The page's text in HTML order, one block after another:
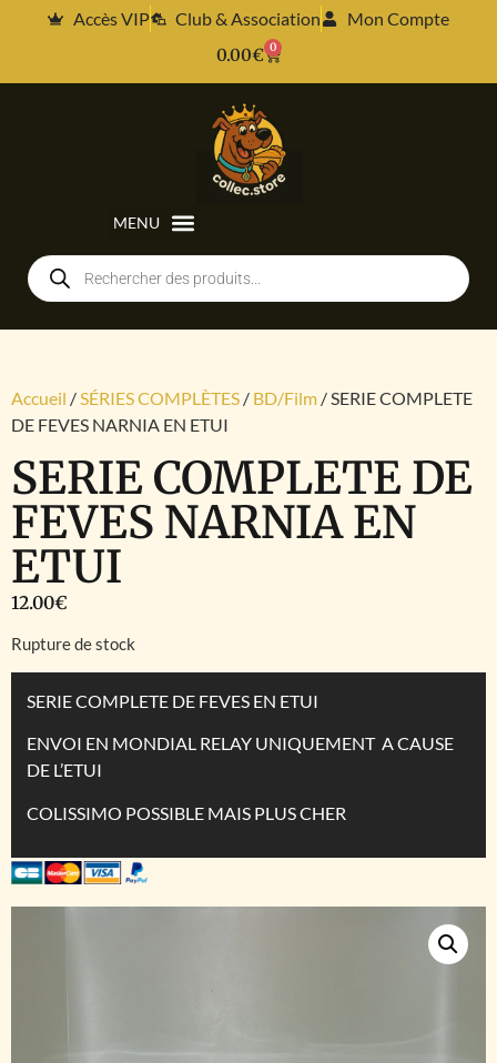
Accès VIP Club & Association
Mon Compte
0.00€ 0
Accueil /SÉRIES COMPLÈTES / BD/Film / SERIE COMPLETE
DE FEVES NARNIA EN ETUI
SERIE COMPLETE DE
FEVES NARNIA EN
ETUI
12.00€
Rupture de stock
SERIE COMPLETE DE FEVES EN ETUI
ENVOI EN MONDIAL RELAY UNIQUEMENT A CAUSE
DE L’ETUI
COLISSIMO POSSIBLE MAIS PLUS CHER